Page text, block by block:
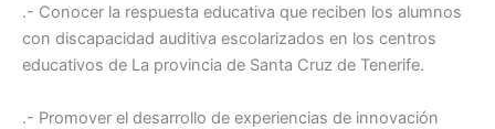
.- Conocer la respuesta educativa que reciben los alumnos
con discapacidad auditiva escolarizados en los centros
educativos de La provincia de Santa Cruz de Tenerife.
.- Promover el desarrollo de experiencias de innovación